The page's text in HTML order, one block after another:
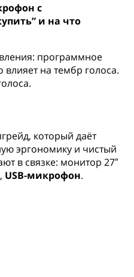
с
и на что
программное
на тембр голоса.
который даёт
эргономику и чистый
в связке: монитор 27″
, USB-микрофон.